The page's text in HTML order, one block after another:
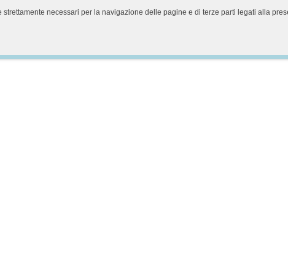
necessari per la navigazione delle pagine e di terze parti legati alla